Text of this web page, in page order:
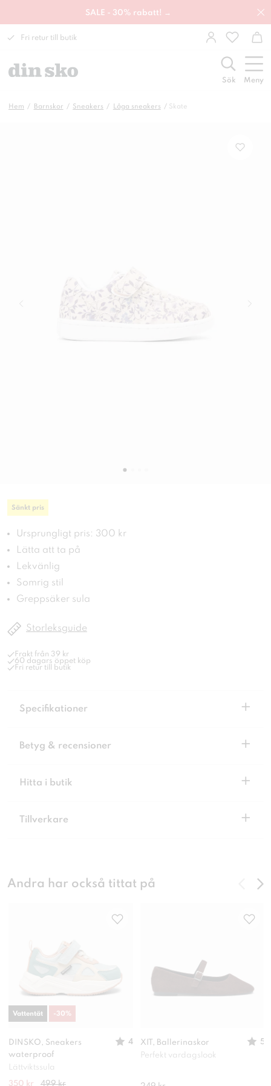
SALE - 30% rabatt! →
Fri retur till butik
Sök Meny
Hem Barnskor Sneakers Låga sneakers Skate
Sänkt pris
Ursprungligt pris: 300 kr
Lätta att ta på
Lekvänlig
Somrig stil
Greppsäker sula
Storleksguide
Frakt från 39 kr
60 dagars öppet köp
Fri retur till butik
Specifikationer +
Betyg & recensioner +
Hitta i butik +
Tillverkare +
Andra har också tittat på
DINSKO, Sneakers
waterproof
4
Lättviktssula
350 kr 499 kr
Vattentät -30%
XIT, Ballerinaskor
5
Perfekt vardagslook